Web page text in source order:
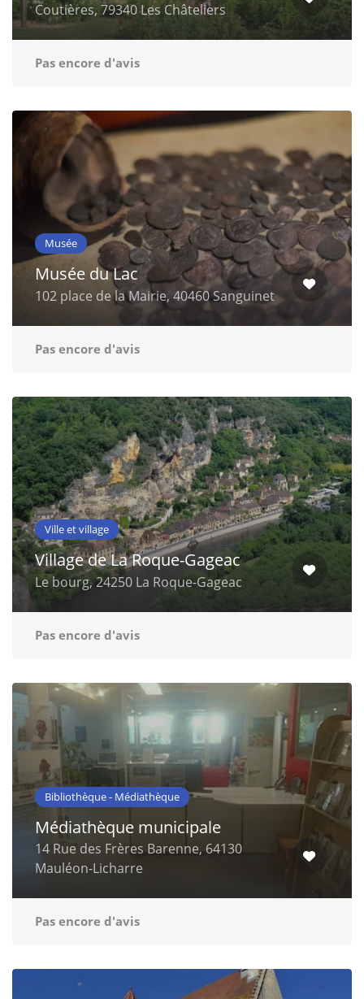
Coutières, 79340 Les Châteliers
Pas encore d'avis
Musée
Musée du Lac
102 place de la Mairie, 40460 Sanguinet
Pas encore d'avis
Ville et village
Village de La Roque-Gageac
Le bourg, 24250 La Roque-Gageac
Pas encore d'avis
Bibliothèque - Médiathèque
Médiathèque municipale
14 Rue des Frères Barenne, 64130
Mauléon-Licharre
Pas encore d'avis